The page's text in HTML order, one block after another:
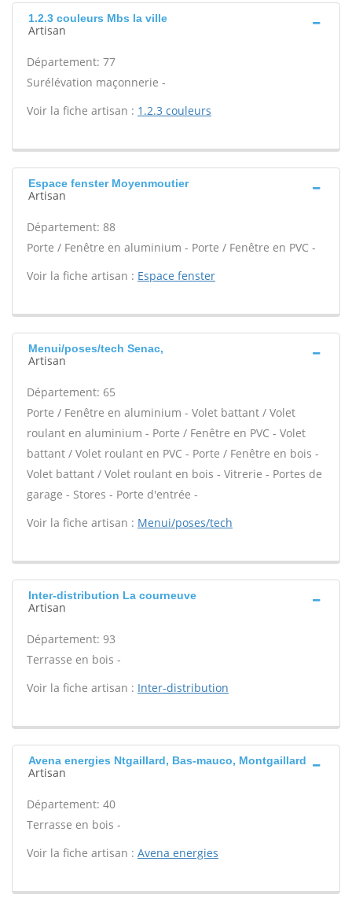
1.2.3 couleurs Mbs la ville
Artisan
Département: 77
Surélévation maçonnerie -
Voir la fiche artisan : 1.2.3 couleurs
Espace fenster Moyenmoutier
Artisan
Département: 88
Porte / Fenêtre en aluminium - Porte / Fenêtre en PVC -
Voir la fiche artisan : Espace fenster
Menui/poses/tech Senac,
Artisan
Département: 65
Porte / Fenêtre en aluminium - Volet battant / Volet
roulant en aluminium - Porte / Fenêtre en PVC - Volet
battant / Volet roulant en PVC - Porte / Fenêtre en bois -
Volet battant / Volet roulant en bois - Vitrerie - Portes de
garage - Stores - Porte d'entrée -
Voir la fiche artisan : Menui/poses/tech
Inter-distribution La courneuve
Artisan
Département: 93
Terrasse en bois -
Voir la fiche artisan : Inter-distribution
Avena energies Ntgaillard, Bas-mauco, Montgaillard
Artisan
Département: 40
Terrasse en bois -
Voir la fiche artisan : Avena energies